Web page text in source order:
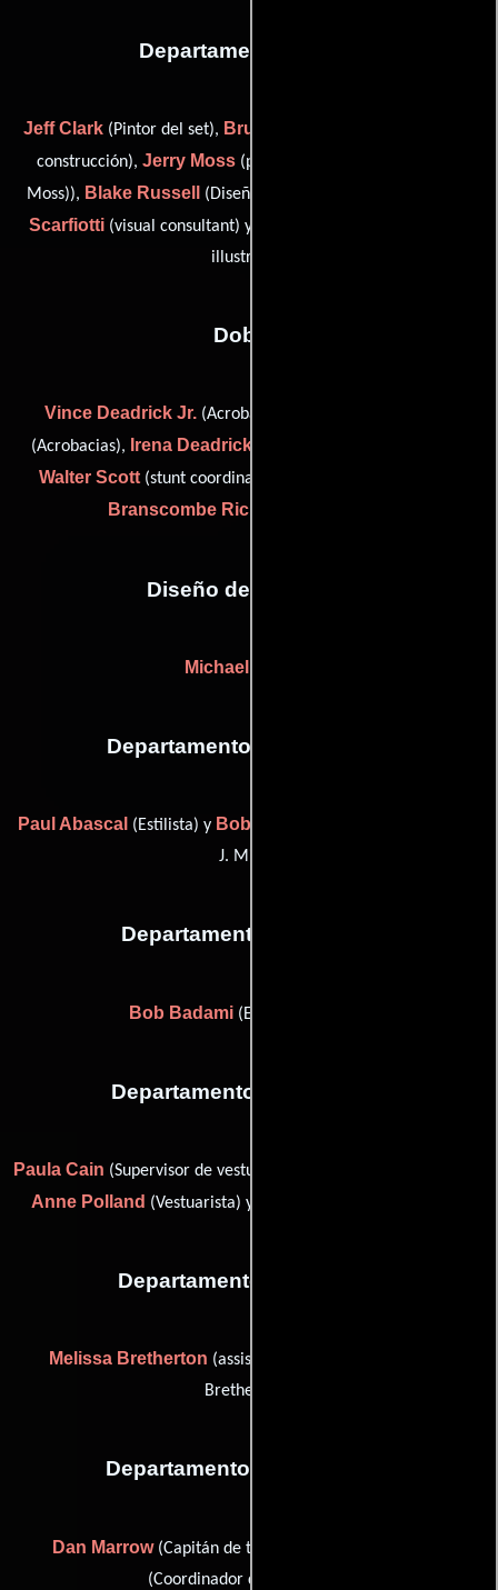
Departamento de arte
Jeff Clark (Pintor del set), Bruce J. Gfeller
construcción), Jerry Moss (property master (as Gerald B.
Moss)), Blake Russell (Diseñador de escena),
Scarfiotti (visual consultant) y
illustrator)
Dobles
Vince Deadrick Jr.(Acrobacias),
(Acrobacias), Irena Deadrick
Walter Scott(stunt coordinator (as Walt Scott) / stunts) y
Branscombe Richmond
Diseño de vestuario
Michael Kaplan
Departamento de maquillaje
Paul Abascal (Estilista) y Bob Mills
J. Mills))
Departamento de musica
Bob Badami(Editor de música)
Departamento de vestuario
Paula Cain (Supervisor de vestuario),
Anne Polland (Vestuarista) y
Departamento de editorial
Melissa Bretherton (assistant film editor (as Mellissa
Bretherton))
Departamento de transporte
Dan Marrow(Capitán de transporte) y
(Coordinador de transporte)